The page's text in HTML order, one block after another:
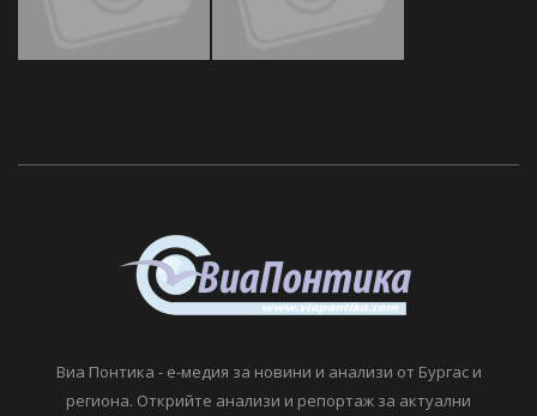
Виа Понтика - е-медия за новини и анализи от Бургас и
региона. Открийте анализи и репортаж за актуални